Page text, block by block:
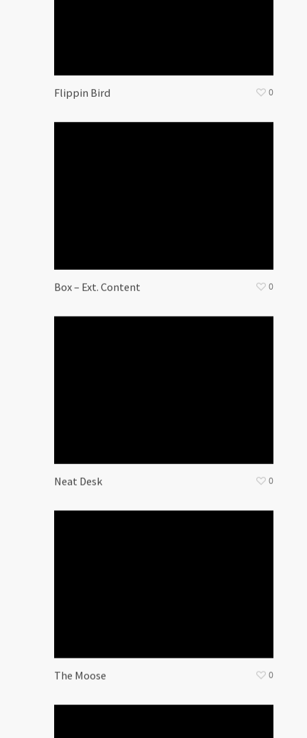
Flippin Bird 0
Box – Ext. Content 0
Neat Desk 0
The Moose 0